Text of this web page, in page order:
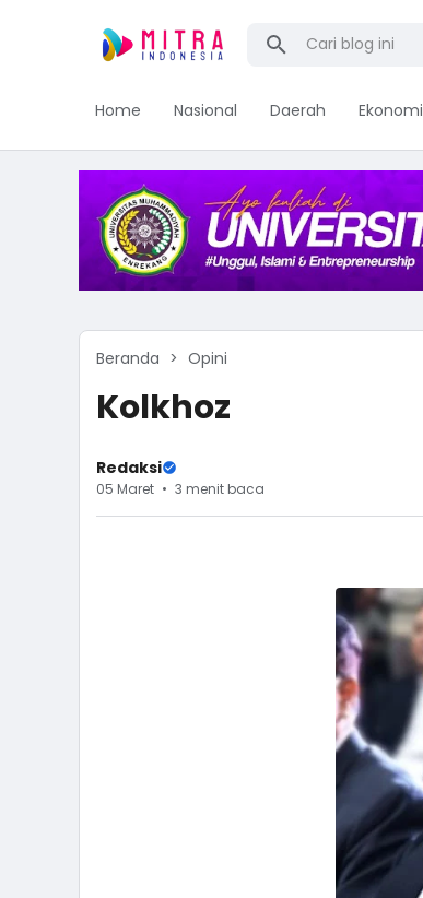
Home Nasional Daerah Ekonomi
Beranda Opini
Kolkhoz
Redaksi
05 Maret 3 menit baca